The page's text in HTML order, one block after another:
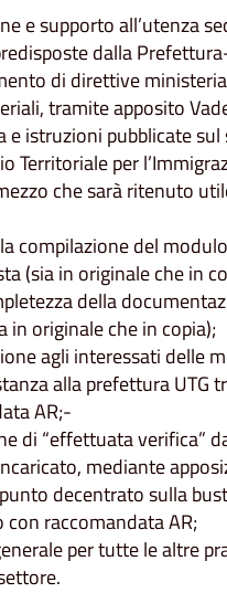
e supporto all’utenza
dalla
di direttive
tramite apposito
e istruzioni pubblicate
Territoriale per
che sarà ritenuto
compilazione del
(sia in originale che in
della
in originale che in copia);
agli interessati delle
alla prefettura UTG
AR;-
di “effettuata verifica”
mediante
decentrato sulla
con raccomandata AR;
per tutte le altre